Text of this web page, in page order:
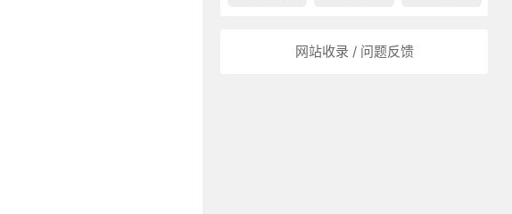
网站收录 / 问题反馈